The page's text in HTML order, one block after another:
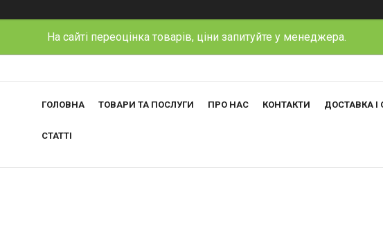
На сайті переоцінка товарів, ціни запитуйте у менеджера.
ГОЛОВНА ТОВАРИ ТА ПОСЛУГИ ПРО НАС КОНТАКТИ ДОСТАВКА І
СТАТТІ